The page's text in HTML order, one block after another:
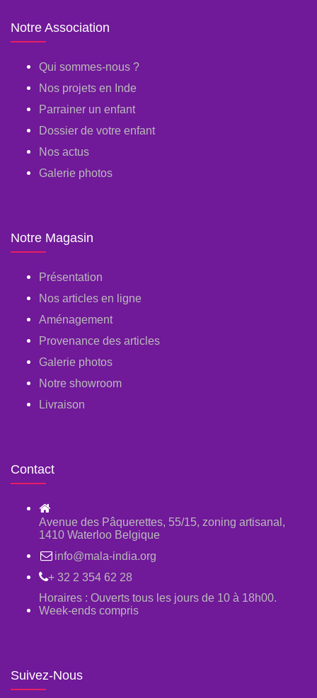
Notre Association
Qui sommes-nous ?
Nos projets en Inde
Parrainer un enfant
Dossier de votre enfant
Nos actus
Galerie photos
Notre Magasin
Présentation
Nos articles en ligne
Aménagement
Provenance des articles
Galerie photos
Notre showroom
Livraison
Contact
Avenue des Pâquerettes, 55/15, zoning artisanal,
1410 Waterloo Belgique
info@mala-india.org
+ 32 2 354 62 28
Horaires : Ouverts tous les jours de 10 à 18h00.
Week-ends compris
Suivez-Nous